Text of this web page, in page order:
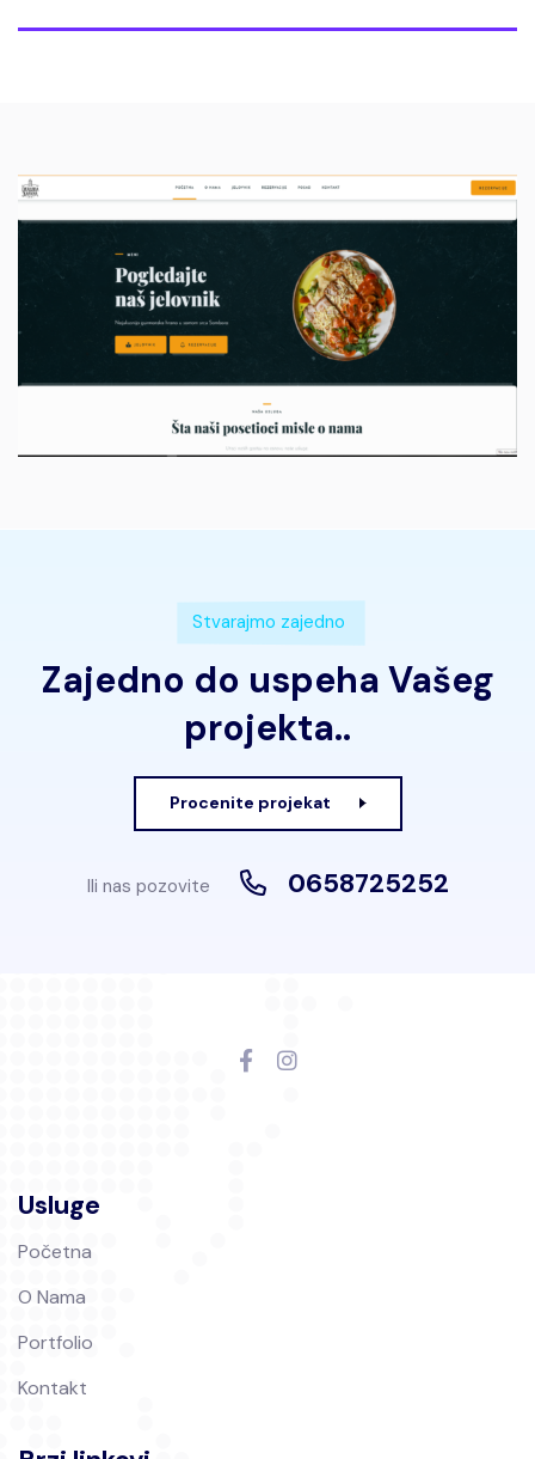
Stvarajmo zajedno
Zajedno do uspeha Vašeg
projekta..
Procenite projekat
Ili nas pozovite 0658725252
Usluge
Početna
O Nama
Portfolio
Kontakt